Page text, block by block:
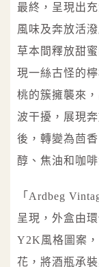
最終，呈現出
風味及奔放活
草本間釋放甜
現一絲古怪的
桃的簇擁襲來
波干擾，展現
後，轉變為茴
醇、焦油和咖
「Ardbeg
呈現，外盒由
Y2K風格圖案
花，將酒瓶承